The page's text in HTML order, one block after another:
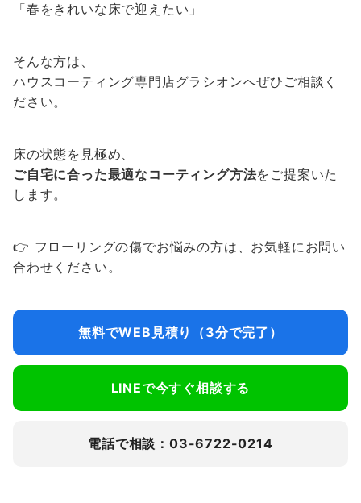
「春をきれいな床で迎えたい」
そんな方は、
ハウスコーティング専門店グラシオンへぜひご相談く
ださい。
床の状態を見極め、
ご自宅に合った最適なコーティング方法をご提案いた
します。
👉 フローリングの傷でお悩みの方は、お気軽にお問い
合わせください。
無料でWEB見積り（3分で完了）
LINEで今すぐ相談する
電話で相談：03-6722-0214